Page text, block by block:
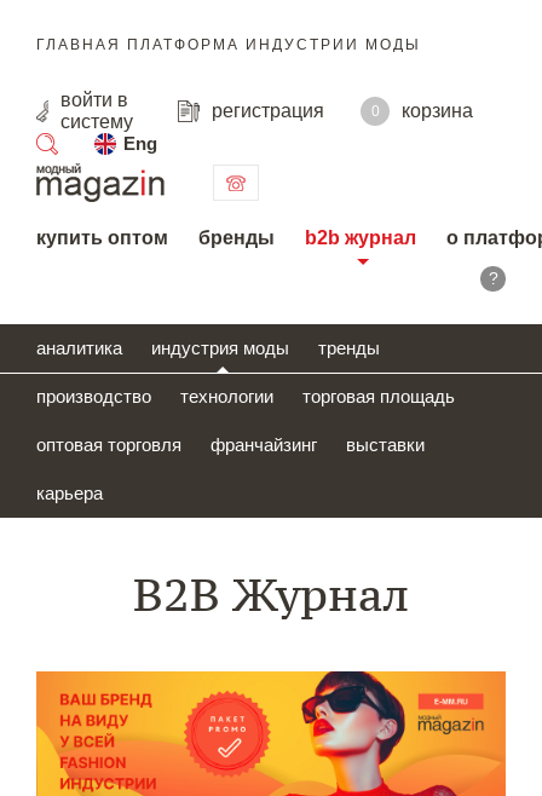
ГЛАВНАЯ ПЛАТФОРМА ИНДУСТРИИ МОДЫ
войти в
систему
регистрация 0
корзина
Eng
поиск
купить оптом бренды b2b журнал о
?
аналитика индустрия моды тренды
производство технологии торговая площадь
оптовая торговля франчайзинг выставки
карьера
B2B Журнал